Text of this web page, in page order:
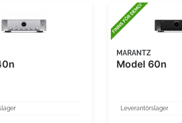
MARANTZ
Model 60n
Leverantörslager